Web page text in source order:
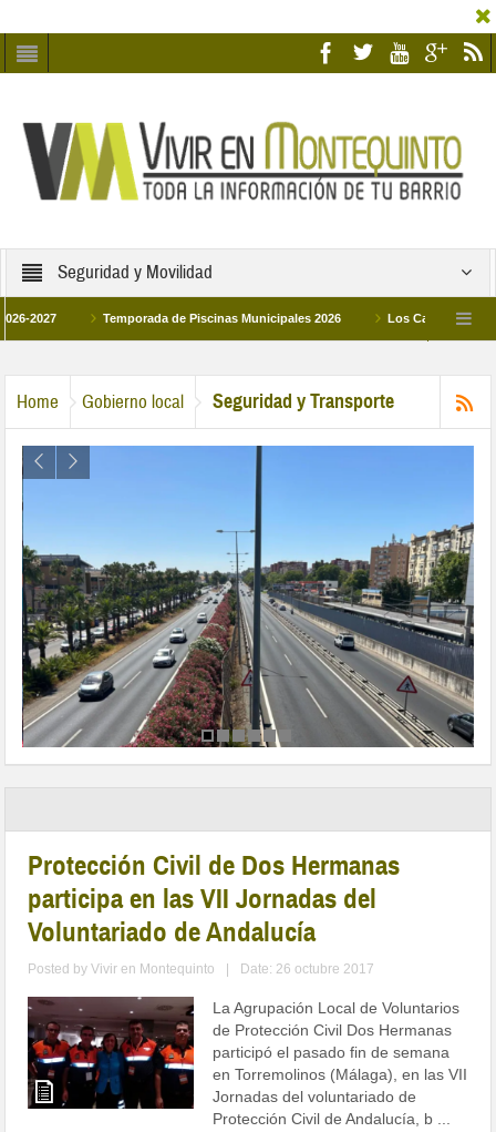
Seguridad y Movilidad
Temporada de Piscinas Municipales 2026 Los Campus de
Home Gobierno local Seguridad y Transporte
Protección Civil de Dos Hermanas
participa en las VII Jornadas del
Voluntariado de Andalucía
Posted byVivir en Montequinto Date: 26 octubre 2017
La Agrupación Local de Voluntarios
de Protección Civil Dos Hermanas
participó el pasado fin de semana
en Torremolinos (Málaga), en las VII
Jornadas del voluntariado de
Protección Civil de Andalucía, b ...